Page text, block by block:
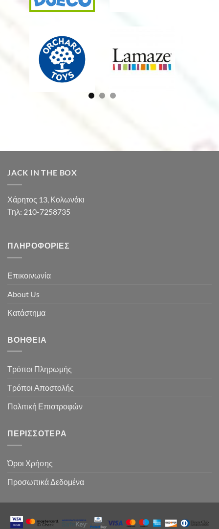
JACK IN THE BOX
Χάρητος 13, Κολωνάκι
Τηλ: 210-7258735
ΠΛΗΡΟΦΟΡΊΕΣ
Επικοινωνία
About Us
Κατάστημα
ΒΟΉΘΕΙΑ
Τρόποι Πληρωμής
Τρόποι Αποστολής
Πολιτική Επιστροφών
ΠΕΡΙΣΣΌΤΕΡΑ
Όροι Χρήσης
Προσωπικά Δεδομένα